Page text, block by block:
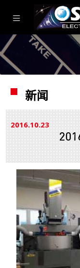
新闻
2016.1023